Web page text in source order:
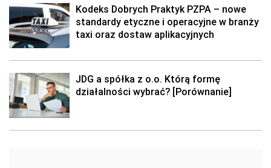
Kodeks Dobrych Praktyk PZPA – nowe
standardy etyczne i operacyjne w branży
taxi oraz dostaw aplikacyjnych
JDG a spółka z o.o. Którą formę
działalności wybrać? [Porównanie]